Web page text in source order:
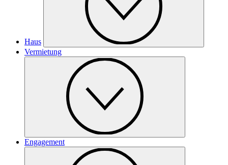
Haus
Vermietung
Engagement